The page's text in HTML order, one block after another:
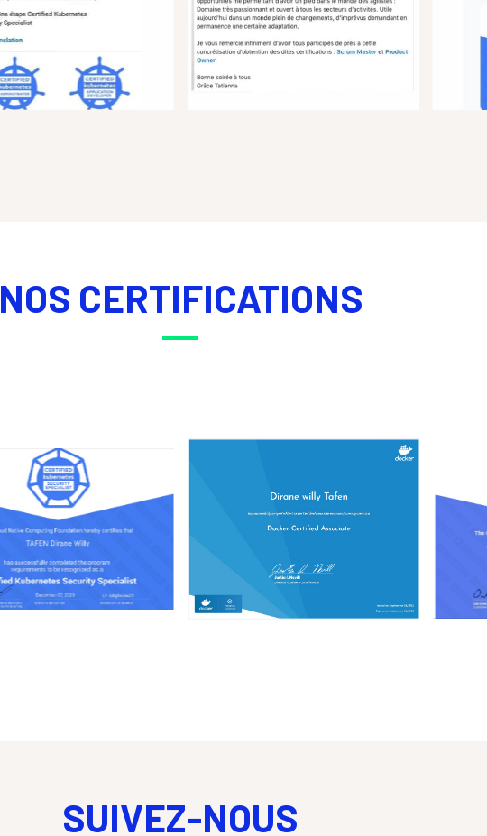
NOS CERTIFICATIONS
SUIVEZ-NOUS